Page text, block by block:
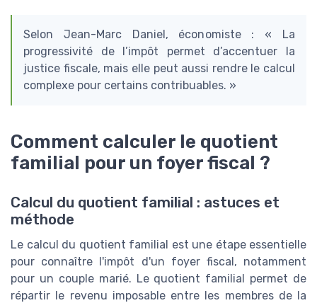
Selon Jean-Marc Daniel, économiste : « La
progressivité de l’impôt permet d’accentuer la
justice fiscale, mais elle peut aussi rendre le calcul
complexe pour certains contribuables. »
Comment calculer le quotient
familial pour un foyer fiscal ?
Calcul du quotient familial : astuces et
méthode
Le calcul du quotient familial est une étape essentielle
pour connaître l'impôt d'un foyer fiscal, notamment
pour un couple marié. Le quotient familial permet de
répartir le revenu imposable entre les membres de la